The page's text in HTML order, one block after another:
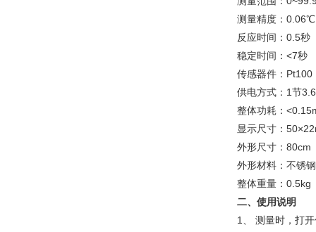
测量精度：0.06℃
反应时间：0.5秒
稳定时间：<7秒
传感器件：Pt100
供电方式：1节
整体功耗：
显示尺寸：
外形尺寸：80cm
外形材料：不锈
整体重量：0.5kg
二、 使用说明
1、 测量时，打